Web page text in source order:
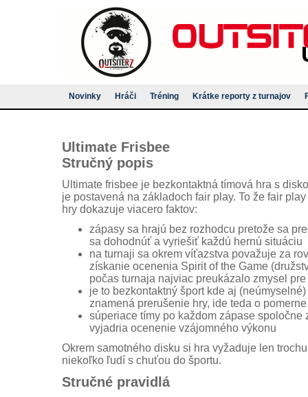
Novinky Hráči Tréning Krátke reporty z turnajov
Ultimate Frisbee
Stručný popis
Ultimate frisbee je bezkontaktná tímová hra s
je postavená na základoch fair play. To že fair
hry dokazuje viacero faktov:
zápasy sa hrajú bez rozhodcu pretože sa
sa dohodnúť a vyriešiť každú hernú situáciu
na turnaji sa okrem víťazstva považuje za
získanie ocenenia Spirit of the Game
počas turnaja najviac preukázalo zmysel
je to bezkontaktný šport kde aj
znamená prerušenie hry, ide teda o
súperiace tímy po každom zápase spoločne
vyjadria ocenenie vzájomného výkonu
Okrem samotného disku si hra vyžaduje len
niekoľko ľudí s chuťou do športu.
Stručné pravidlá